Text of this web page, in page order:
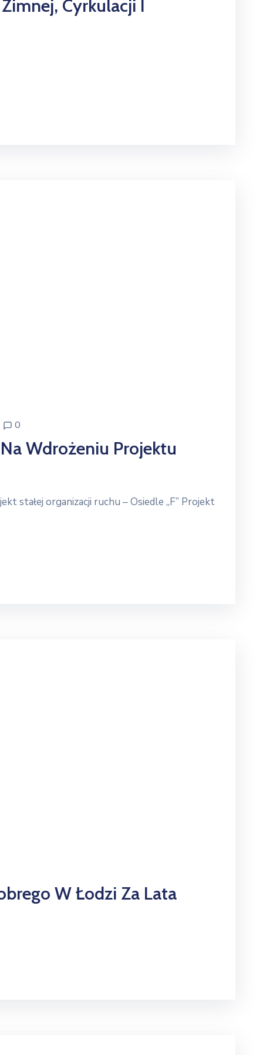
Cyrkulacji I
0
Wdrożeniu Projektu
stałej organizacji ruchu – Osiedle „F” Projekt
W Łodzi Za Lata